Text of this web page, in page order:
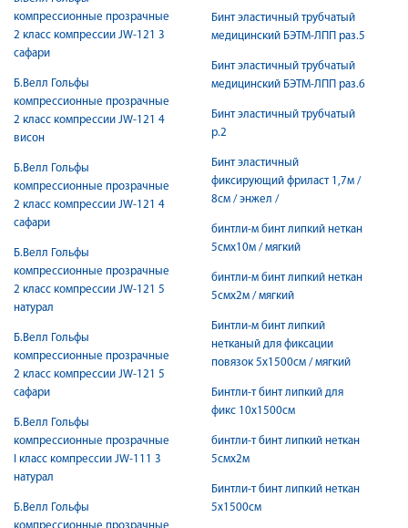
компрессионные прозрачные
2 класс компрессии JW-121 3
сафари
Б.Велл Гольфы
компрессионные прозрачные
2 класс компрессии JW-121 4
висон
Б.Велл Гольфы
компрессионные прозрачные
2 класс компрессии JW-121 4
сафари
Б.Велл Гольфы
компрессионные прозрачные
2 класс компрессии JW-121 5
натурал
Б.Велл Гольфы
компрессионные прозрачные
2 класс компрессии JW-121 5
сафари
Б.Велл Гольфы
компрессионные прозрачные
I класс компрессии JW-111 3
натурал
Б.Велл Гольфы
Бинт эластичный трубчатый
медицинский БЭТМ-ЛПП раз.5
Бинт эластичный трубчатый
медицинский БЭТМ-ЛПП раз.6
Бинт эластичный трубчатый
р.2
Бинт эластичный
фиксирующий фриласт 1,7м /
8см / энжел /
бинтли-м бинт липкий неткан
5смx10м / мягкий
бинтли-м бинт липкий неткан
5смx2м / мягкий
Бинтли-м бинт липкий
нетканый для фиксации
повязок 5x1500см / мягкий
Бинтли-т бинт липкий для
фикс 10х1500см
бинтли-т бинт липкий неткан
5смx2м
Бинтли-т бинт липкий неткан
5х1500см